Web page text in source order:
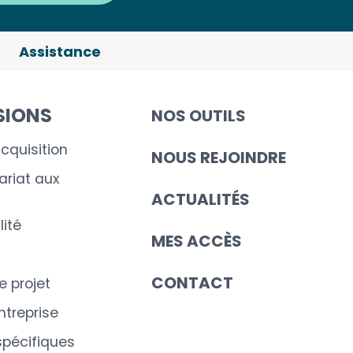
Assistance
aux
projet
NOS OUTILS
NOUS REJOINDRE
ACTUALITÉS
MES ACCÈS
CONTACT